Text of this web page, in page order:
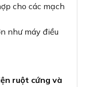
cho các mạch
như máy điều
ruột cứng và